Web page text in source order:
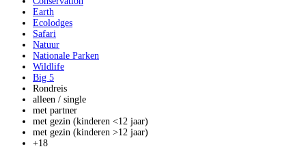
Earth
Ecolodges
Safari
Natuur
Nationale Parken
Wildlife
Big 5
Rondreis
alleen / single
met partner
met gezin (kinderen <12 jaar)
met gezin (kinderen >12 jaar)
+18